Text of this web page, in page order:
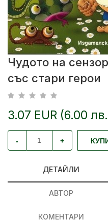
Чудото на
със стари герои
3.07 EUR (6.00
- +
ДЕТАЙЛИ
АВТОР
КОМЕНТАРИ